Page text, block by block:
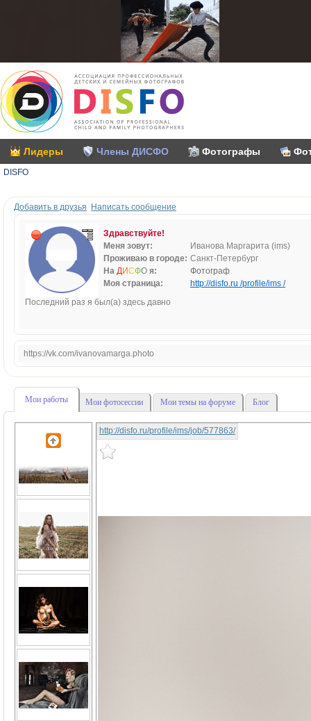
Лидеры Члены ДИСФО Фотографы
DISFO
Добавить в друзья Написать сообщение
Здравствуйте!
Меня зовут:
Иванова Маргарита (ims)
Проживаю в городе: Санкт-Петербург
На ДИСФО я:
Фотограф
Моя страница:
http://disfo.ru /profile/ims /
Последний раз я был(а) здесь давно
https://vk.com/ivanovamarga.photo
Мои работы Мои фотосессии Мои темы на форуме Блог
http://disfo.ru/profile/ims/job/577863/